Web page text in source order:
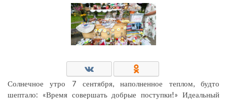
Солнечное утро 7 сентября, наполненное теплом, будто
шептало: «Время совершать добрые поступки!» Идеальный